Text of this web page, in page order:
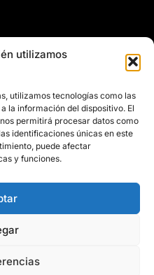
utilizamos
utilizamos tecnologías como las
la información del dispositivo. El
permitirá procesar datos como
identificaciones únicas en este
puede afectar
y funciones.